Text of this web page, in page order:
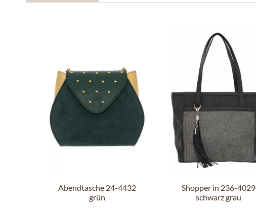
Abendtasche 24-4432
grün
Shopper in 236-4029
schwarz grau